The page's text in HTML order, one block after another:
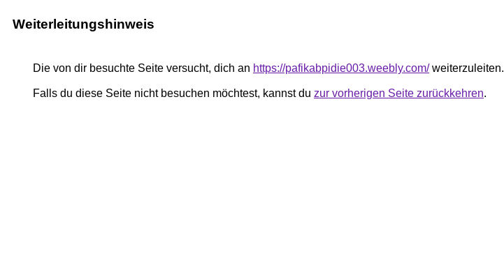
Weiterleitungshinweis
Die von dir besuchte Seite versucht, dich an https://pafikabpidie003.weebly.com/weiterzuleiten.
Falls du diese Seite nicht besuchen möchtest, kannst du zur vorherigen Seite zurückkehren.